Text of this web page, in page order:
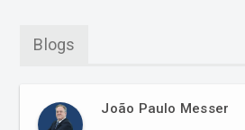
Blogs
João Paulo Messer